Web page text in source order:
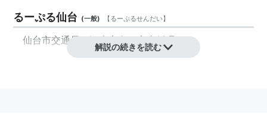
るーぷる仙台 (一般) 【るーぷるせんだい】
仙台市交通局の観光客向け市内循環バス。
解説の続きを読む